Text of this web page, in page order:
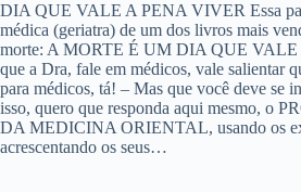
DIA QUE VALE A PENA VIVER Essa
médica (geriatra) de um dos livros mais
morte: A MORTE É UM DIA QUE
que a Dra, fale em médicos, vale salientar
para médicos, tá! – Mas que você deve
isso, quero que responda aqui mesmo, o
DA MEDICINA ORIENTAL, usando os
acrescentando os seus…